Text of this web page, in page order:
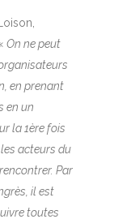
On ne peut
en prenant
en un
la 1ère fois
acteurs du
Par
il est
toutes